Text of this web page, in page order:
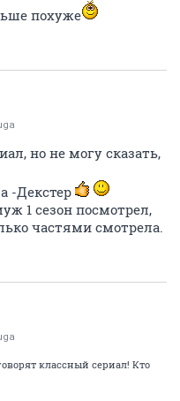
похуже
но не могу сказать,
-Декстер
1 сезон посмотрел,
частями смотрела.
классный сериал! Кто